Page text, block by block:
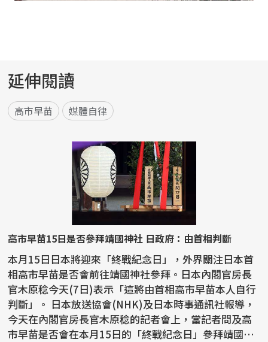
延伸閱讀
高市早苗 媒體自律
高市早苗15日是否參拜靖國神社 日政府：由首相判斷
本月15日日本將迎來「終戰紀念日」，外界關注日本首
相高市早苗是否會前往靖國神社參拜。日本內閣官房長
官木原稔今天(7日)表示「這將由首相高市早苗本人自行
判斷」。 日本放送協會(NHK)及日本時事通訊社報導，
今天在內閣官房長官木原稔的記者會上，當記者問及高
市早苗是否會在本月15日的「終戰紀念日」參拜靖國神